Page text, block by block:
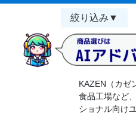
絞り込み
KAZEN（カゼ
食品工場など
ショナル向け